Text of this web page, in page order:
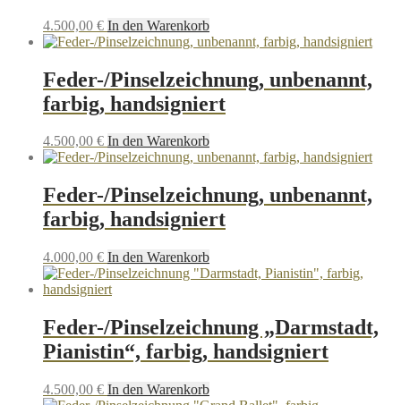
4.500,00 € In den Warenkorb
Feder-/Pinselzeichnung, unbenannt,
farbig, handsigniert
4.500,00 € In den Warenkorb
Feder-/Pinselzeichnung, unbenannt,
farbig, handsigniert
4.000,00 € In den Warenkorb
Feder-/Pinselzeichnung „Darmstadt,
Pianistin“, farbig, handsigniert
4.500,00 € In den Warenkorb